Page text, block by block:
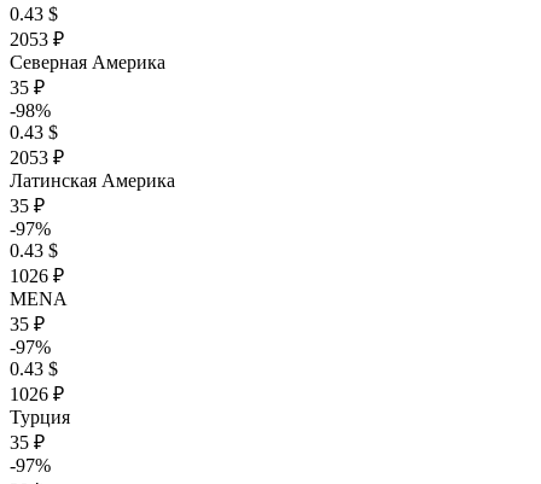
0.43 $
2053 ₽
Северная Америка
35 ₽
-98%
0.43 $
2053 ₽
Латинская Америка
35 ₽
-97%
0.43 $
1026 ₽
MENA
35 ₽
-97%
0.43 $
1026 ₽
Турция
35 ₽
-97%